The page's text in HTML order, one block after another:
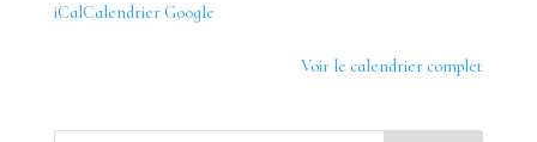
iCalCalendrier Google
Voir le calendrier complet